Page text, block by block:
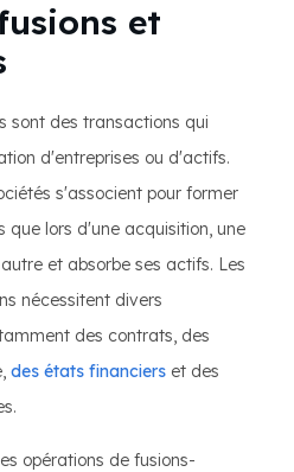
et
sont des transactions qui
d'entreprises ou d'actifs.
s'associent pour former
que lors d'une acquisition, une
et absorbe ses actifs. Les
nécessitent divers
des contrats, des
des états financiers et des
opérations de fusions-